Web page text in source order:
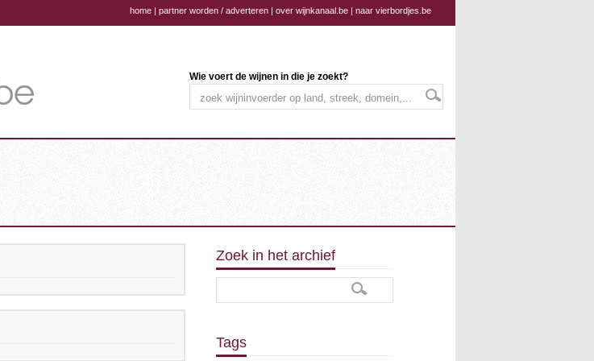
home | partner worden / adverteren | over wijnkanaal.be | naar vierbordjes.be
Wie voert de wijnen in die je zoekt?
Zoek in het archief
Tags